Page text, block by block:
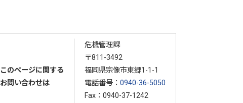
このページに関する
お問い合わせは
危機管理課
〒811-3492
福岡県宗像市東郷1-1-1
電話番号： 0940-36-5050
Fax：0940-37-1242